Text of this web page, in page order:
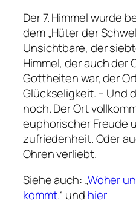
Der 7. Himmel wurde
dem „Hüter der
Unsichtbare, der
Himmel, der auch der
Gottheiten war, der
Glückseligkeit. – Und
noch. Der Ort
euphorischer Freude
zufriedenheit. Oder
Ohren verliebt.
Siehe auch: „Woher
kommt.“ und hier